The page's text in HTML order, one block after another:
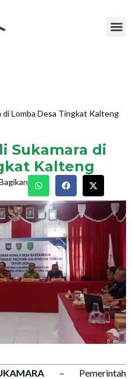
di Lomba Desa Tingkat Kalteng
Sukamara di
Kalteng
– Pemerintah